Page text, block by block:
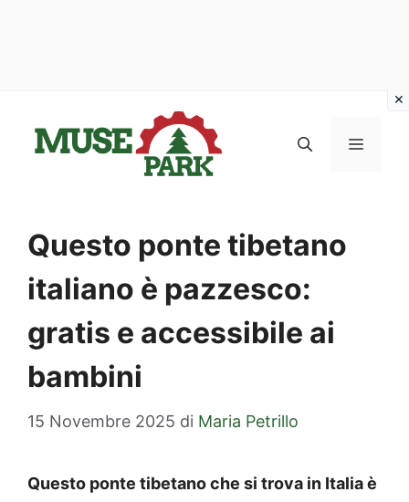
MENU
Questo ponte tibetano
italiano è pazzesco:
gratis e accessibile ai
bambini
15 Novembre 2025 di Maria Petrillo
Questo ponte tibetano che si trova in Italia è